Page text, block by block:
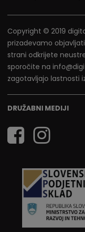
Copyright © 2019
prizadevamo
strani odkrijete
sporočite na
zagotavljajo lastnosti
DRUŽABNI MEDIJI